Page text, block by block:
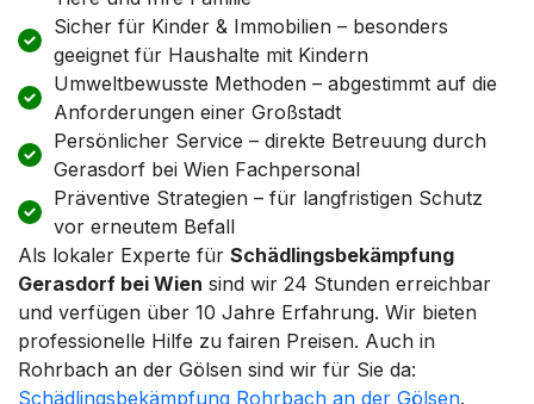
Sicher für Kinder & Immobilien – besonders
geeignet für Haushalte mit Kindern
Umweltbewusste Methoden – abgestimmt auf die
Anforderungen einer Großstadt
Persönlicher Service – direkte Betreuung durch
Gerasdorf bei Wien Fachpersonal
Präventive Strategien – für langfristigen Schutz
vor erneutem Befall
Als lokaler Experte für Schädlingsbekämpfung
Gerasdorf bei Wien sind wir 24 Stunden erreichbar
und verfügen über 10 Jahre Erfahrung. Wir bieten
professionelle Hilfe zu fairen Preisen. Auch in
Rohrbach an der Gölsen sind wir für Sie da:
Schädlingsbekämpfung Rohrbach an der Gölsen.